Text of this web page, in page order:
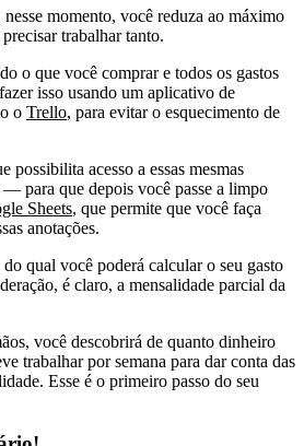
momento, você reduza ao máximo
precisar trabalhar tanto.
o que você comprar e todos os gastos
isso usando um aplicativo de
o Trello, para evitar o esquecimento de
possibilita acesso a essas mesmas
para que depois você passe a limpo
Sheets, que permite que você faça
anotações.
qual você poderá calcular o seu gasto
é claro, a mensalidade parcial da
você descobrirá de quanto dinheiro
trabalhar por semana para dar conta das
Esse é o primeiro passo do seu